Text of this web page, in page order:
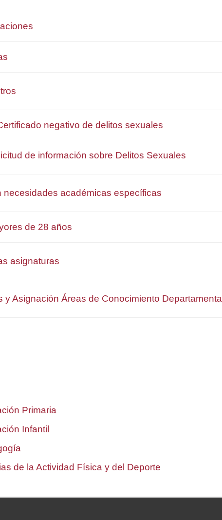
negativo de delitos sexuales
de información sobre Delitos Sexuales
necesidades académicas específicas
de 28 años
asignaturas
y Asignación Áreas de Conocimiento Departamental
Primaria
Infantil
de la Actividad Física y del Deporte